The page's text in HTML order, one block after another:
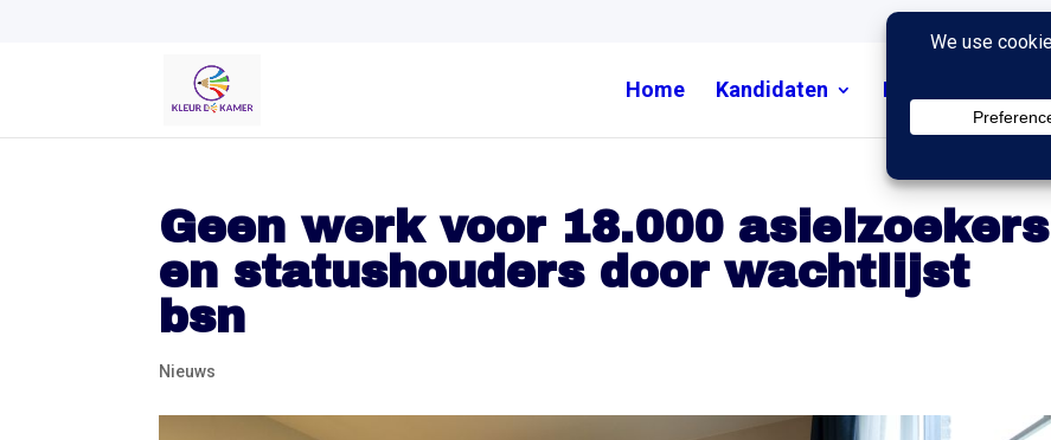
Home Kandidaten Nieuws
Geen werk voor 18.000 asielzoekers
en statushouders door wachtlijst
bsn
Nieuws